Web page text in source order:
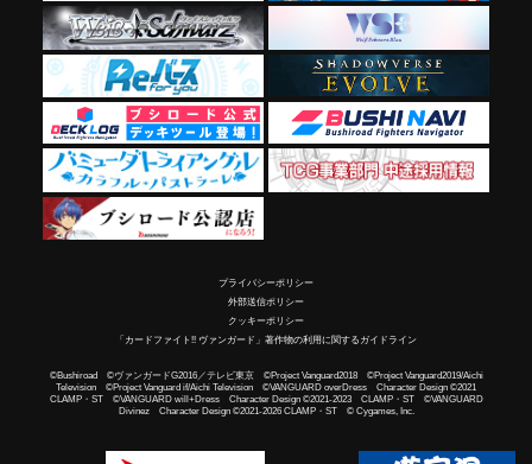
プライバシーポリシー
外部送信ポリシー
クッキーポリシー
「カードファイト!! ヴァンガード」著作物の利用に関するガイドライン
©Bushiroad ©ヴァンガードG2016／テレビ東京 ©Project Vanguard2018 ©Project Vanguard2019/Aichi
Television ©Project Vanguard if/Aichi Television ©VANGUARD overDress Character Design ©2021
CLAMP・ST ©VANGUARD will+Dress Character Design ©2021-2023 CLAMP・ST ©VANGUARD
Divinez Character Design ©2021-2026 CLAMP・ST © Cygames, Inc.